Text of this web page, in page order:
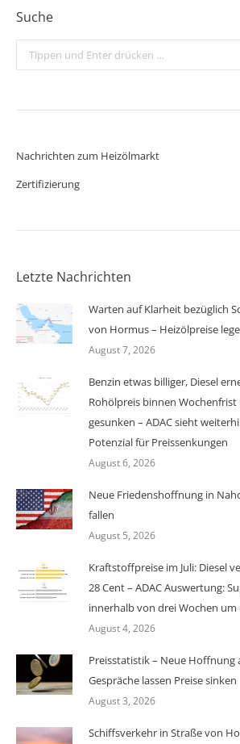
Suche
Search:
Nachrichten zum Heizölmarkt
Zertifizierung
Letzte Nachrichten
Warten auf Klarheit bezüglich
von Hormus – Heizölpreise
August 7, 2026
Benzin etwas billiger, Diesel
Rohölpreis binnen
gesunken – ADAC sieht
Potenzial für Preissenkungen
August 6, 2026
Neue Friedenshoffnung in
fallen
August 5, 2026
Kraftstoffpreise im Juli: Diesel
28 Cent – ADAC Auswertung:
innerhalb von drei Wochen um
August 4, 2026
Preisstatistik – Neue Hoffnung
Gespräche lassen Preise sinken
August 3, 2026
Schiffsverkehr in Straße von